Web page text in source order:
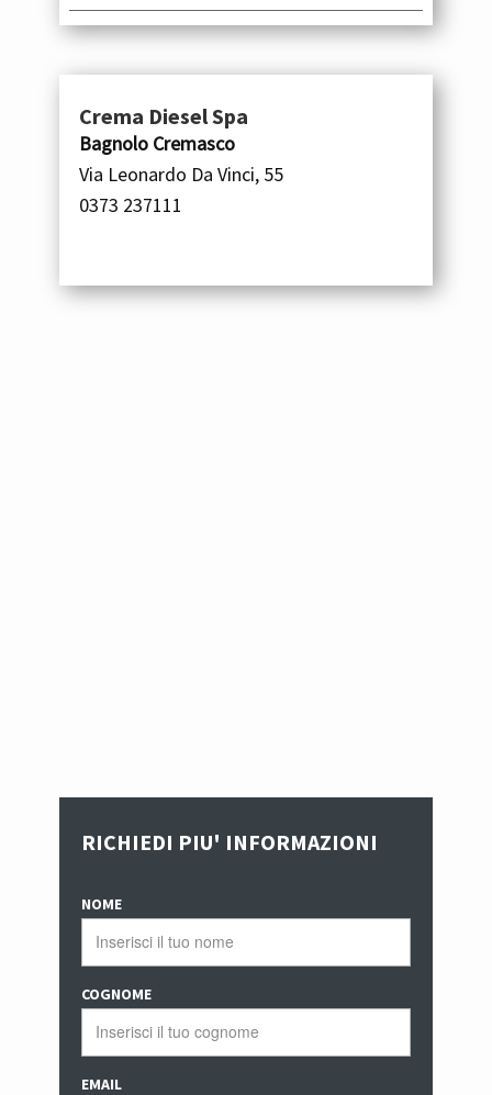
Crema Diesel Spa
Bagnolo Cremasco
Via Leonardo Da Vinci, 55
0373 237111
RICHIEDI PIU' INFORMAZIONI
NOME
COGNOME
EMAIL